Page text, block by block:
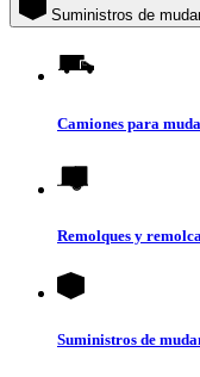
Suministros de
Camiones para
Remolques y
Suministros de